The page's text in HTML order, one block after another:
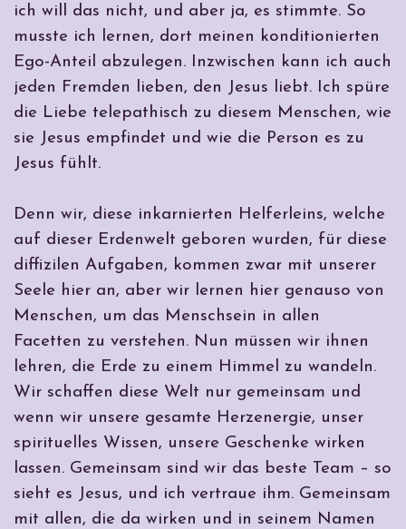
ich will das nicht, und aber ja, es stimmte. So
musste ich lernen, dort meinen konditionierten
Ego-Anteil abzulegen. Inzwischen kann ich auch
jeden Fremden lieben, den Jesus liebt. Ich spüre
die Liebe telepathisch zu diesem Menschen, wie
sie Jesus empfindet und wie die Person es zu
Jesus fühlt.
Denn wir, diese inkarnierten Helferleins, welche
auf dieser Erdenwelt geboren wurden, für diese
diffizilen Aufgaben, kommen zwar mit unserer
Seele hier an, aber wir lernen hier genauso von
Menschen, um das Menschsein in allen
Facetten zu verstehen. Nun müssen wir ihnen
lehren, die Erde zu einem Himmel zu wandeln.
Wir schaffen diese Welt nur gemeinsam und
wenn wir unsere gesamte Herzenergie, unser
spirituelles Wissen, unsere Geschenke wirken
lassen. Gemeinsam sind wir das beste Team – so
sieht es Jesus, und ich vertraue ihm. Gemeinsam
mit allen, die da wirken und in seinem Namen